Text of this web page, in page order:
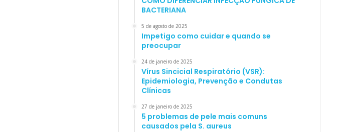
BACTERIANA
5 de agosto de 2025
Impetigo como cuidar e quando se
preocupar
24 de janeiro de 2025
Vírus Sincicial Respiratório (VSR):
Epidemiologia, Prevenção e Condutas
Clínicas
27 de janeiro de 2025
5 problemas de pele mais comuns
causados pela S. aureus